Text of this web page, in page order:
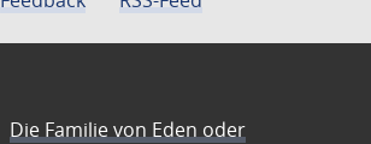
Die Familie von Eden oder